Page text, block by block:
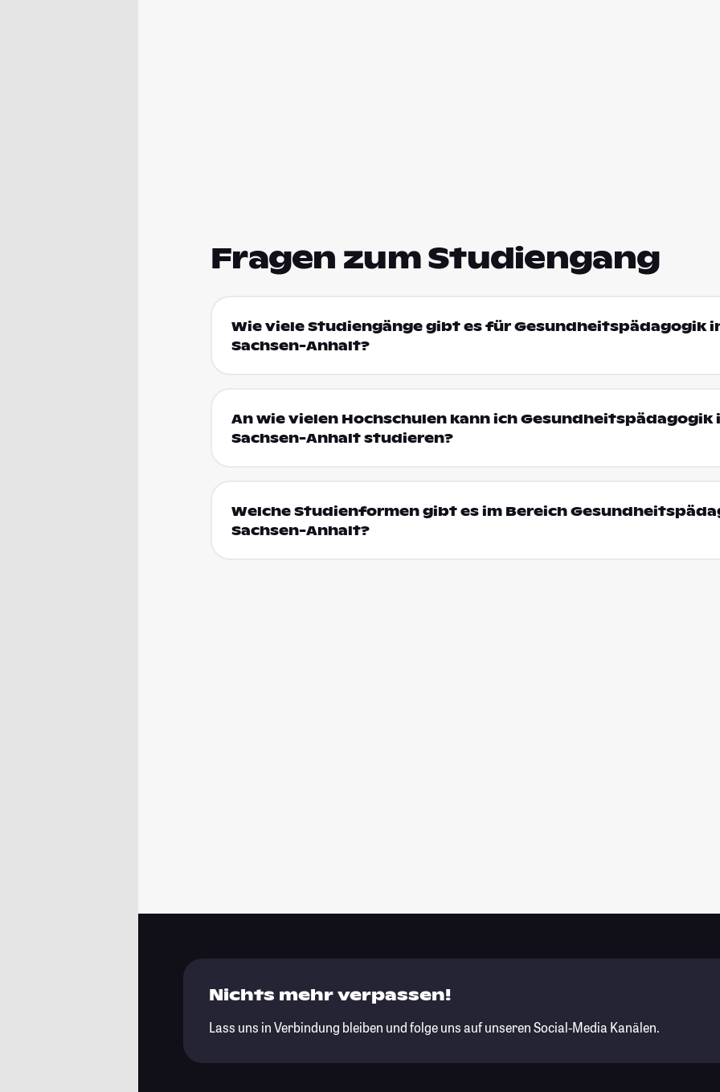
Fragen zum Studiengang
Wie viele Studiengänge gibt es für Gesundheitspädagogik
Sachsen-Anhalt?
An wie vielen Hochschulen kann ich Gesundheitspädagogik
Sachsen-Anhalt studieren?
Welche Studienformen gibt es im Bereich
Sachsen-Anhalt?
Nichts mehr verpassen!
Lass uns in Verbindung bleiben und folge uns auf unseren Social-Media Kanälen.